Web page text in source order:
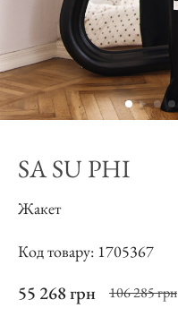
SA SU PHI
Жакет
Код товару: 1705367
55 268 грн 106 285 грн